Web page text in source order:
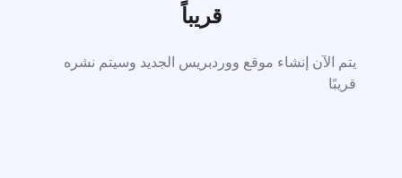
قريباً
يتم الآن إنشاء موقع ووردبريس الجديد وسيتم نشره
قريبًا